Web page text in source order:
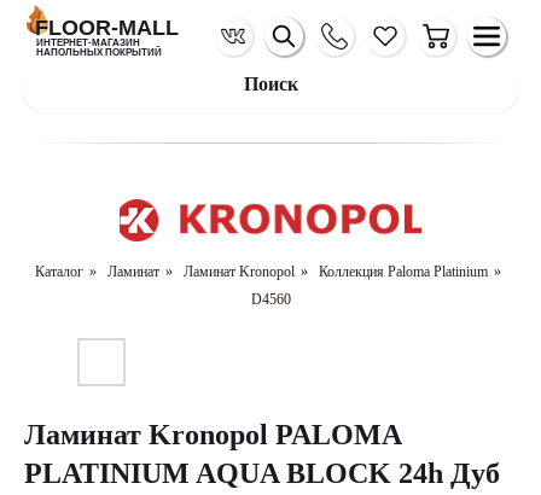
Поиск
FLOOR-MALL
ИНТЕРНЕТ-МАГАЗИН
НАПОЛЬНЫХ ПОКРЫТИЙ
Каталог » Ламинат » Ламинат Kronopol » Коллекция Paloma Platinium »
D4560
Ламинат Kronopol PALOMA
PLATINIUM AQUA BLOCK 24h Дуб